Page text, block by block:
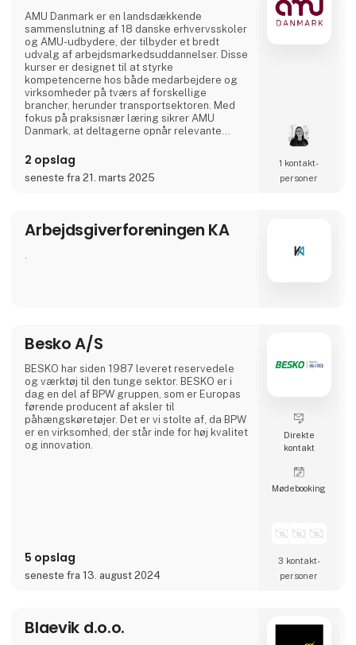
AMU Danmark er en landsdækkende
sammenslutning af 18 danske erhvervsskoler
og AMU-udbydere, der tilbyder et bredt
udvalg af arbejdsmarkedsuddannelser. Disse
kurser er designet til at styrke
kompetencerne hos både medarbejdere og
virksomheder på tværs af forskellige
brancher, herunder transportsektoren. Med
fokus på praksisnær læring sikrer AMU
Danmark, at deltagerne opnår relevante
aktuelle behov. Gennem et landsdækkende
netværk af uddannelsesinstitutioner arbejder
AMU Danmark målrettet på at fremme
2 opslag
seneste fra 21. marts 2025
1 kontakt­
personer
Arbejdsgiverforeningen KA
Besko A/S
BESKO har siden 1987 leveret reservedele
og værktøj til den tunge sektor. BESKO er i
dag en del af BPW gruppen, som er Europas
førende producent af aksler til
påhængskøretøjer. Det er vi stolte af, da BPW
er en virksomhed, der står inde for høj kvalitet
og innovation.
5 opslag
seneste fra 13. august 2024
Direkte
kontakt
Møde­booking
3 kontakt­
personer
Blaevik d.o.o.